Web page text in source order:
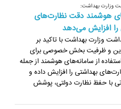
وزارت بهداشت:
هوشمند دقت نظارت‌های
را افزایش می‌دهد
وزارت بهداشت با تاکید بر
و ظرفیت بخش خصوصی برای
از سامانه‌های هوشمند از جمله
بهداشتی را افزایش داده و
با حفظ نظارت دولتی، پوشش